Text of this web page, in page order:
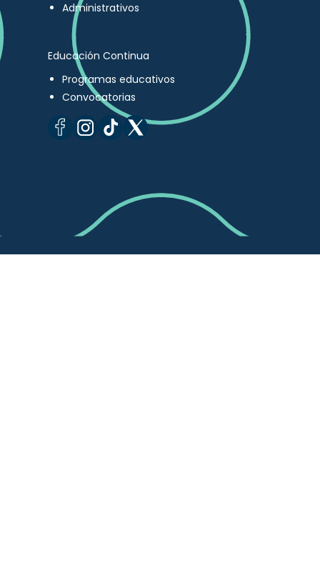
Administrativos
Educación Continua
Programas educativos
Convocatorias